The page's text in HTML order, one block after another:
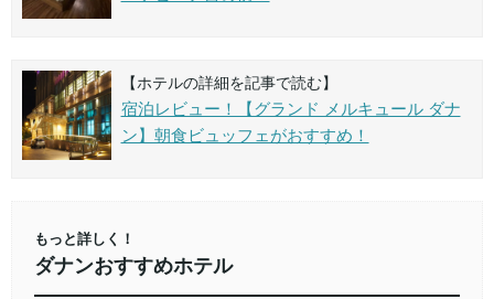
【ホテルの詳細を記事で読む】
宿泊レビュー！【グランド メルキュール ダナ
ン】朝食ビュッフェがおすすめ！
もっと詳しく！
ダナンおすすめホテル